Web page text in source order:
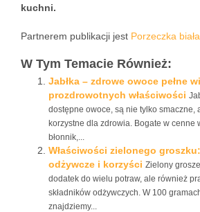
kuchni.
Partnerem publikacji jest Porzeczka
W Tym Temacie Również:
Jabłka – zdrowe owoce pełne
prozdrowotnych właściwości
dostępne owoce, są nie tylko smaczne,
korzystne dla zdrowia. Bogate w cenne
błonnik,...
Właściwości zielonego
odżywcze i korzyści Zielony
dodatek do wielu potraw, ale również
składników odżywczych. W 100
znajdziemy...